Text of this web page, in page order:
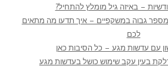
– באיזה גיל מומלץ להתחיל?
גבוה במשקפיים – איך תדעו מה מתאים
לכם
עם עדשות מגע – כל הסיבות כאן
בעין עקב שימוש כושל בעדשות מגע